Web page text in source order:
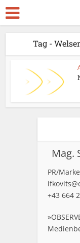
Tag -
Mag.
PR/
+43 664